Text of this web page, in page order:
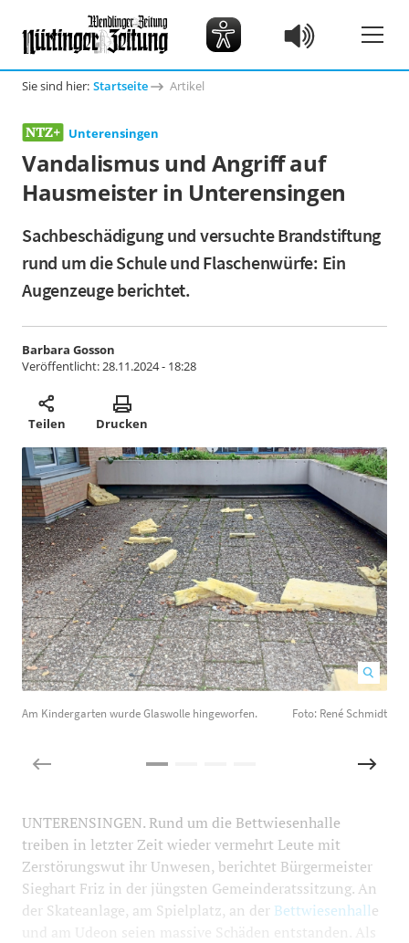
Sie sind hier: Startseite Artikel
Unterensingen
Vandalismus und Angriff auf
Hausmeister in Unterensingen
Sachbeschädigung und versuchte Brandstiftung
rund um die Schule und Flaschenwürfe: Ein
Augenzeuge berichtet.
Barbara Gosson
Veröffentlicht:28.11.2024 - 18:28
Teilen Drucken
Am Kindergarten wurde Glaswolle hingeworfen. Foto: René Schmidt
UNTERENSINGEN. Rund um die Bettwiesenhalle
treiben in letzter Zeit wieder vermehrt Leute mit
Zerstörungswut ihr Unwesen, berichtet Bürgermeister
Sieghart Friz in der jüngsten Gemeinderatssitzung. An
der Skateanlage, am Spielplatz, an der Bettwiesenhalle
und am Udeon seien massive Schäden entstanden. Als